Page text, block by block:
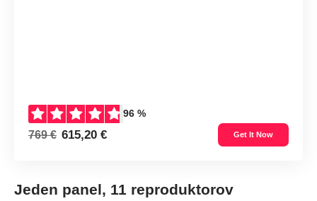
96 %
769 € 615,20 € Get It Now
Jeden panel, 11 reproduktorov